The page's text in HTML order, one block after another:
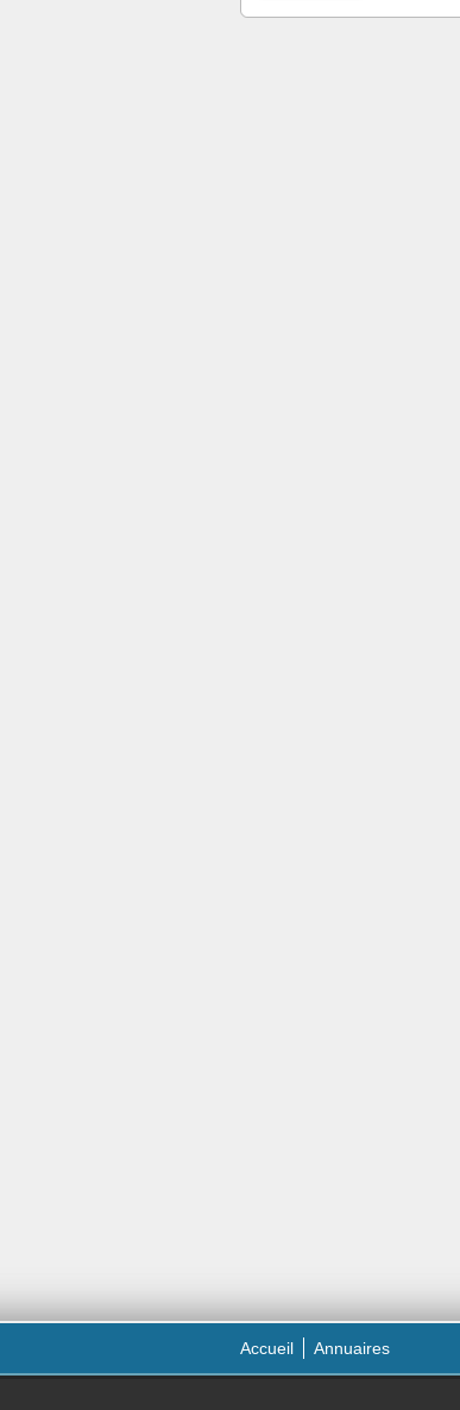
Accueil Annuaires